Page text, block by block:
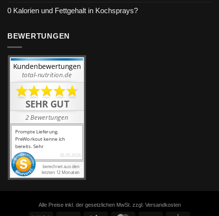
0 Kalorien und Fettgehalt in Kochsprays?
BEWERTUNGEN
Alle Preise inkl. der gesetzlichen MwSt. zzgl. Versandkosten